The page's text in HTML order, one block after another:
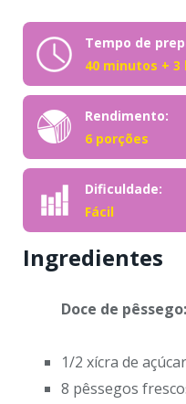
Tempo de
40 minutos +
Rendimento:
6 porções
Dificuldade:
Fácil
Ingredientes
Doce de pêssego:
1/2 xícra de açúcar
8 pêssegos